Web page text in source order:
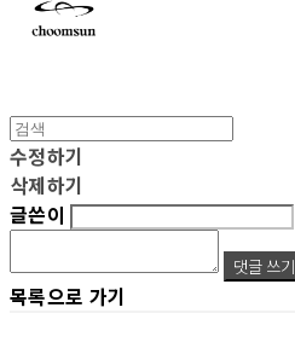
수정하기
삭제하기
글쓴이
댓글 쓰기
목록으로 가기